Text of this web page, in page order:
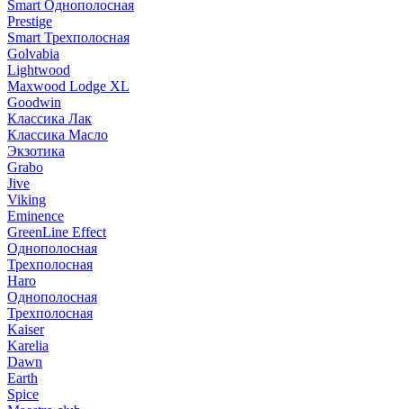
Smart Однополосная
Prestige
Smart Трехполосная
Golvabia
Lightwood
Maxwood Lodge XL
Goodwin
Классика Лак
Классика Масло
Экзотика
Grabo
Jive
Viking
Eminence
GreenLine Effect
Однополосная
Трехполосная
Haro
Однополосная
Трехполосная
Kaiser
Karelia
Dawn
Earth
Spice